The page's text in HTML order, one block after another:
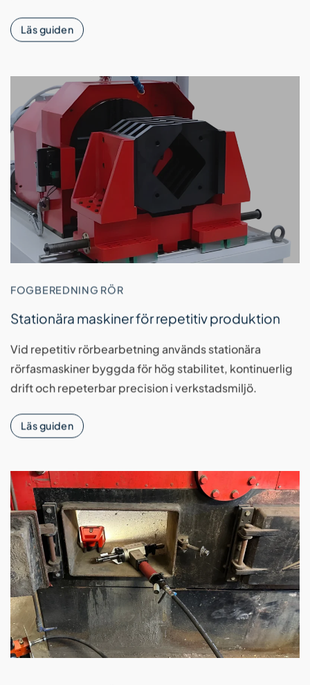
Läs guiden
FOGBEREDNING RÖR
Stationära maskiner för repetitiv produktion
Vid repetitiv rörbearbetning används stationära
rörfasmaskiner byggda för hög stabilitet, kontinuerlig
drift och repeterbar precision i verkstadsmiljö.
Läs guiden